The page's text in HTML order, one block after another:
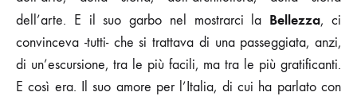
dell’arte. E il suo garbo nel mostrarci la Bellezza, ci
convinceva -tutti- che si trattava di una passeggiata, anzi,
di un’escursione, tra le più facili, ma tra le più gratificanti.
E così era. Il suo amore per l’Italia, di cui ha parlato con